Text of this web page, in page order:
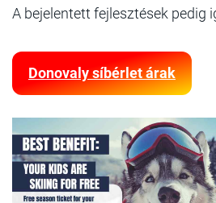
A bejelentett fejlesztések pedig
Donovaly síbérlet árak